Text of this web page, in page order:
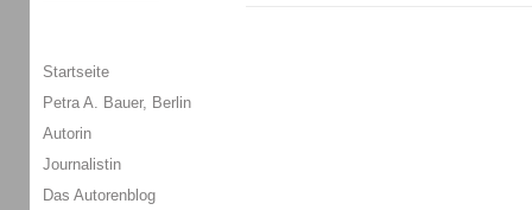
Startseite
Petra A. Bauer, Berlin
Autorin
Journalistin
Das Autorenblog